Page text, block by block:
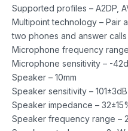
Supported profiles – A2DP,
Multipoint technology – Pair
two phones and answer
Microphone frequency
Microphone sensitivity – -
Speaker – 10mm
Speaker sensitivity –
Speaker impedance –
Speaker frequency range –